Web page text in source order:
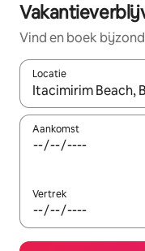
Vind en boek
Locatie
Wanneer er
Aankomst
Vertrek